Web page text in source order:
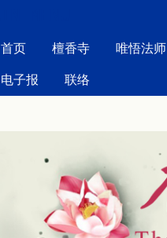
首页 檀香寺 唯悟法师
电子报 联络